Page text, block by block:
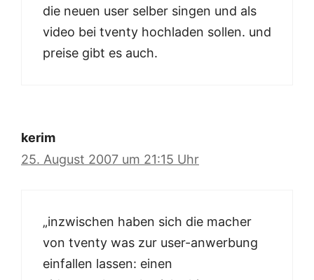
die neuen user selber singen und als
video bei tventy hochladen sollen. und
preise gibt es auch.
kerim
25. August 2007 um 21:15 Uhr
„inzwischen haben sich die macher
von tventy was zur user-anwerbung
einfallen lassen: einen